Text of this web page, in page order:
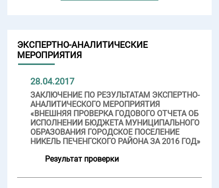
ЭКСПЕРТНО-АНАЛИТИЧЕСКИЕ
МЕРОПРИЯТИЯ
28.04.2017
ЗАКЛЮЧЕНИЕ ПО РЕЗУЛЬТАТАМ ЭКСПЕРТНО-
АНАЛИТИЧЕСКОГО МЕРОПРИЯТИЯ
«ВНЕШНЯЯ ПРОВЕРКА ГОДОВОГО ОТЧЕТА ОБ
ИСПОЛНЕНИИ БЮДЖЕТА МУНИЦИПАЛЬНОГО
ОБРАЗОВАНИЯ ГОРОДСКОЕ ПОСЕЛЕНИЕ
НИКЕЛЬ ПЕЧЕНГСКОГО РАЙОНА ЗА 2016 ГОД»
Результат проверки